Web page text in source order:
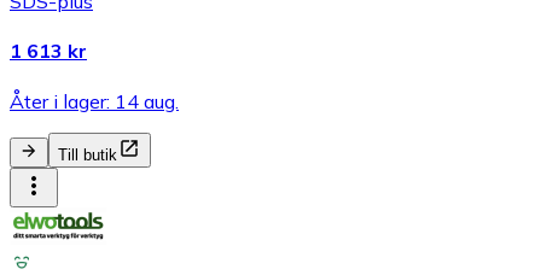
1 613 kr
Åter i lager: 14 aug.
Till butik